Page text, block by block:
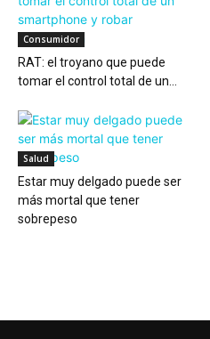
Consumidor
RAT: el troyano que puede
tomar el control total de un...
Salud
Estar muy delgado puede ser
más mortal que tener
sobrepeso